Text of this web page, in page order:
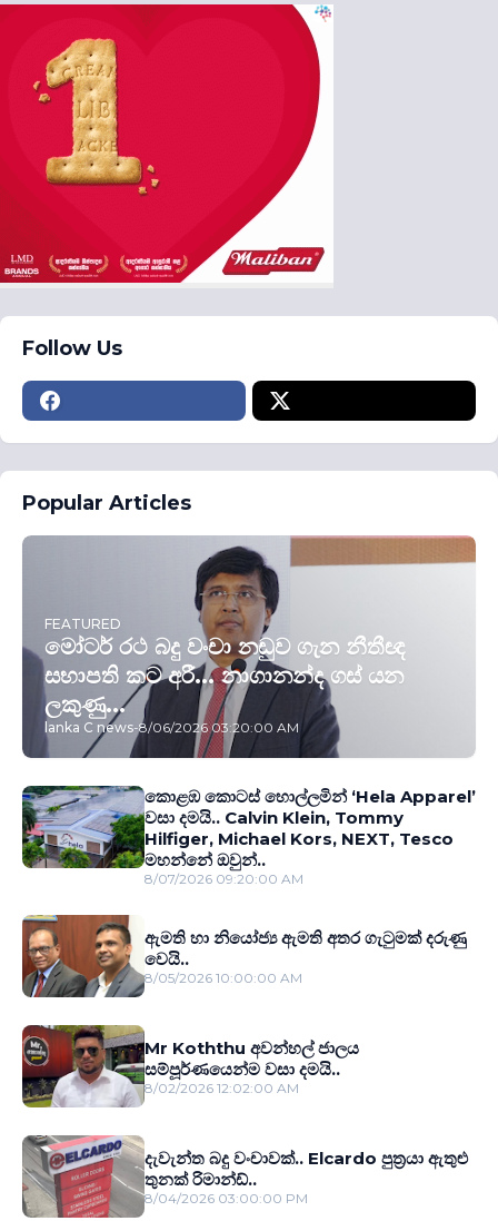
Follow Us
Popular Articles
FEATURED
මෝටර් රථ බදු වංචා නඩුව ගැන නීතීඥ
සභාපති කට අරී... නාගානන්ද ගස් යන
ලකුණු...
lanka C news-8/06/2026 03:20:00 AM
කොළඹ කොටස් හොල්ලමින් ‘Hela Apparel’
වසා දමයි.. Calvin Klein, Tommy
Hilfiger, Michael Kors, NEXT, Tesco
මහන්නේ ඔවුන්..
8/07/2026 09:20:00 AM
ඇමති හා නියෝජ්‍ය ඇමති අතර ගැටුමක් දරුණු
වෙයි..
8/05/2026 10:00:00 AM
Mr Koththu අවන්හල් ජාලය
සම්පූර්ණයෙන්ම වසා දමයි..
8/02/2026 12:02:00 AM
දැවැන්ත බදු වංචාවක්.. Elcardo පුත‍්‍රයා ඇතුළු
තුනක් රිමාන්ඩ්..
8/04/2026 03:00:00 PM